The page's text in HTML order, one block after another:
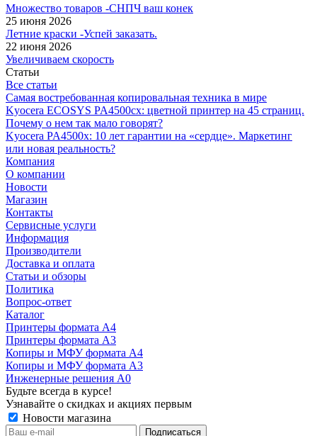
Множество товаров -СНПЧ ваш конек
25 июня 2026
Летние краски -Успей заказать.
22 июня 2026
Увеличиваем скорость
Статьи
Все статьи
Самая востребованная копировальная техника в мире
Kyocera ECOSYS PA4500cx: цветной принтер на 45 страниц.
Почему о нем так мало говорят?
Kyocera PA4500x: 10 лет гарантии на «сердце». Маркетинг
или новая реальность?
Компания
О компании
Новости
Магазин
Контакты
Сервисные услуги
Информация
Производители
Доставка и оплата
Статьи и обзоры
Политика
Вопрос-ответ
Каталог
Принтеры формата А4
Принтеры формата А3
Копиры и МФУ формата А4
Копиры и МФУ формата А3
Инженерные решения А0
Будьте всегда в курсе!
Узнавайте о скидках и акциях первым
Новости магазина